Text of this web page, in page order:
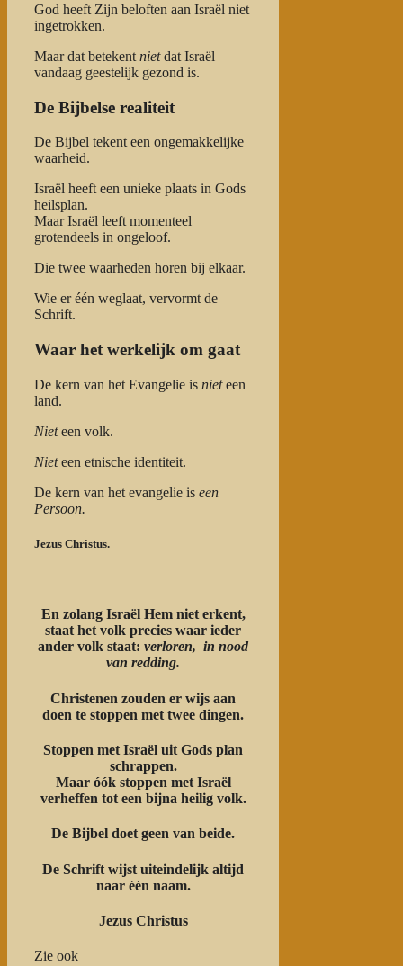
God heeft Zijn beloften aan Israël niet
ingetrokken.
Maar dat betekent nietdat Israël
vandaag geestelijk gezond is.
De Bijbelse realiteit
De Bijbel tekent een ongemakkelijke
waarheid.
Israël heeft een unieke plaats in Gods
heilsplan.
Maar Israël leeft momenteel
grotendeels in ongeloof.
Die twee waarheden horen bij elkaar.
Wie er één weglaat, vervormt de
Schrift.
Waar het werkelijk om gaat
De kern van het Evangelie is nieteen
land.
Nieteen volk.
Nieteen etnische identiteit.
De kern van het evangelie is een
Persoon.
Jezus Christus.
En zolang Israël Hem niet erkent,
staat het volk precies waar ieder
ander volk staat:verloren, in nood
van redding.
Christenen zouden er wijs aan
doen te stoppen met twee dingen.
Stoppen met Israël uit Gods plan
schrappen.
Maar óók stoppen met Israël
verheffen tot een bijna heilig volk.
De Bijbel doet geen van beide.
De Schrift wijst uiteindelijk altijd
naar één naam.
Jezus Christus
Zie ook